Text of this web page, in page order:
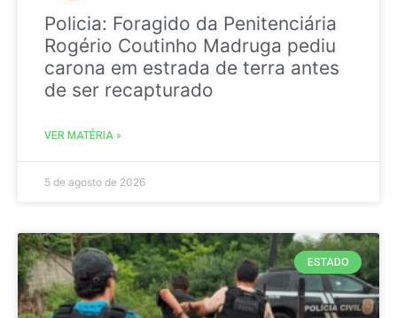
Policia: Foragido da Penitenciária
Rogério Coutinho Madruga pediu
carona em estrada de terra antes
de ser recapturado
VER MATÉRIA »
5 de agosto de 2026
ESTADO